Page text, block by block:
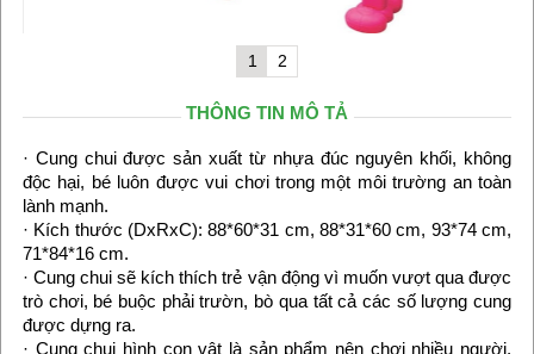
1 2
THÔNG TIN MÔ TẢ
· Cung chui được sản xuất từ nhựa đúc nguyên khối, không
độc hại, bé luôn được vui chơi trong một môi trường an toàn
lành mạnh.
· Kích thước (DxRxC): 88*60*31 cm, 88*31*60 cm, 93*74 cm,
71*84*16 cm.
· Cung chui sẽ kích thích trẻ vận động vì muốn vượt qua được
trò chơi, bé buộc phải trườn, bò qua tất cả các số lượng cung
được dựng ra.
· Cung chui hình con vật là sản phẩm nên chơi nhiều người.